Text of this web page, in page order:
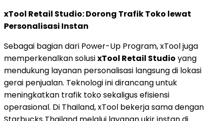
xTool Retail Studio: Dorong Trafik Toko lewat
Personalisasi Instan
Sebagai bagian dari Power-Up Program, xTool juga
memperkenalkan solusixTool Retail Studio yang
mendukung layanan personalisasi langsung di lokasi
gerai penjualan. Teknologi ini dirancang untuk
meningkatkan trafik toko sekaligus efisiensi
operasional. Di Thailand, xTool bekerja sama dengan